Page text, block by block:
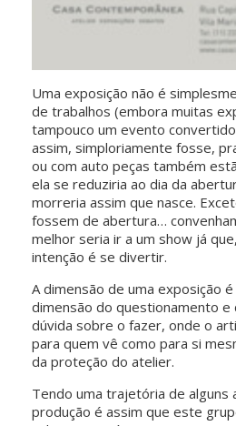
Uma exposição não é
de trabalhos (embora muitas
tampouco um evento
assim, simploriamente fosse,
ou com auto peças também
ela se reduziria ao dia da
morreria assim que nasce.
fossem de abertura…
melhor seria ir a um show já
intenção é se divertir.
A dimensão de uma exposição
dimensão do questionamento e
dúvida sobre o fazer, onde o
para quem vê como para si
da proteção do atelier.
Tendo uma trajetória de alguns
produção é assim que este